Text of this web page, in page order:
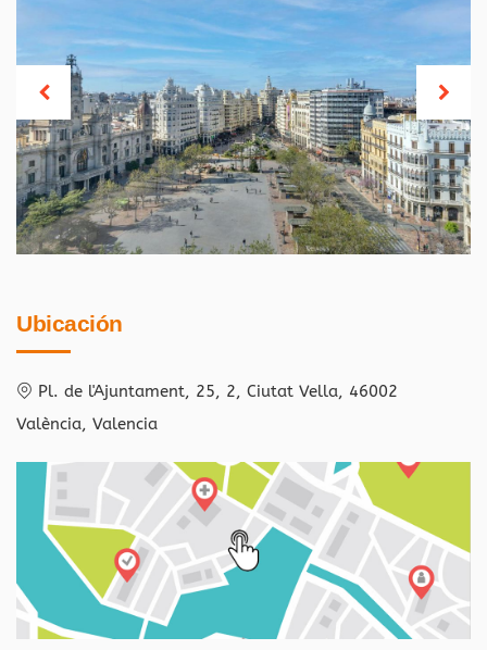
Ubicación
Pl. de l'Ajuntament, 25, 2, Ciutat Vella, 46002
València, Valencia